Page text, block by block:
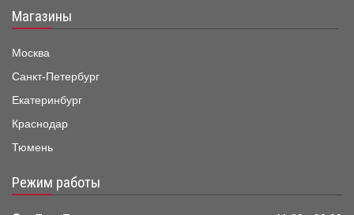
Магазины
Москва
Санкт-Петербург
Екатеринбург
Краснодар
Тюмень
Режим работы